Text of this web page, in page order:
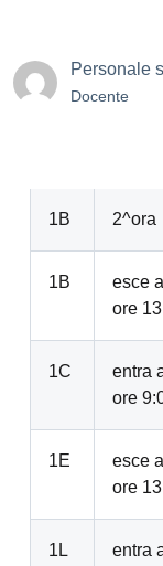
Personale
Docente
1B 2^ora
1B
esce
ore
1C
entra
ore
1E
esce
ore
1L
entra